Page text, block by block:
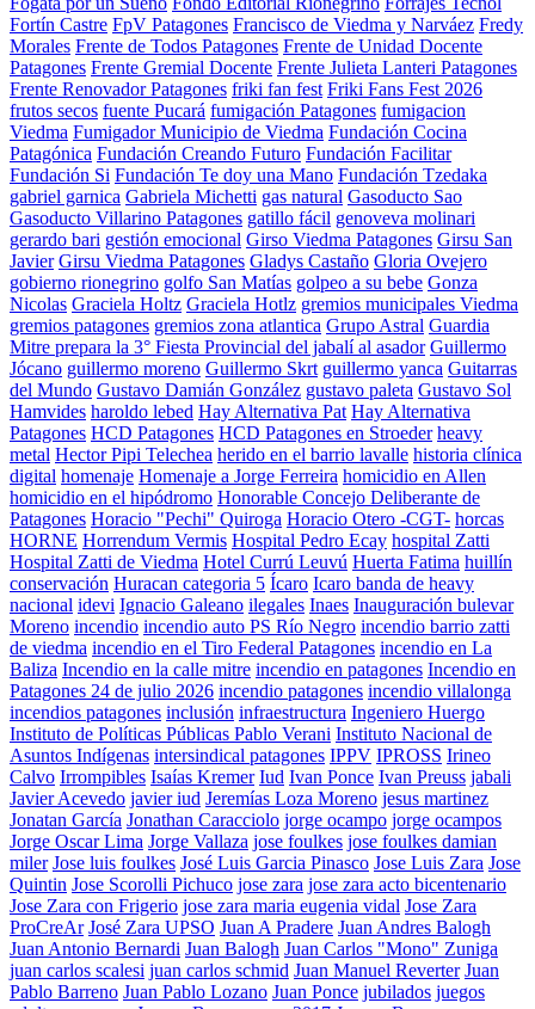
Fortín Castre FpV Patagones Francisco de Viedma y Narváez Fredy
Morales Frente de Todos Patagones Frente de Unidad Docente
Patagones Frente Gremial Docente Frente Julieta Lanteri Patagones
Frente Renovador Patagones friki fan fest Friki Fans Fest 2026
frutos secos fuente Pucará fumigación Patagones fumigacion
Viedma Fumigador Municipio de Viedma Fundación Cocina
Patagónica Fundación Creando Futuro Fundación Facilitar
Fundación Si Fundación Te doy una Mano Fundación Tzedaka
gabriel garnica Gabriela Michetti gas natural Gasoducto Sao
Gasoducto Villarino Patagones gatillo fácil genoveva molinari
gerardo bari gestión emocional Girso Viedma Patagones Girsu San
Javier Girsu Viedma Patagones Gladys Castaño Gloria Ovejero
gobierno rionegrino golfo San Matías golpeo a su bebe Gonza
Nicolas Graciela Holtz Graciela Hotlz gremios municipales Viedma
gremios patagones gremios zona atlantica Grupo Astral Guardia
Mitre prepara la 3° Fiesta Provincial del jabalí al asador Guillermo
Jócano guillermo moreno Guillermo Skrt guillermo yanca Guitarras
del Mundo Gustavo Damián González gustavo paleta Gustavo Sol
Hamvides haroldo lebed Hay Alternativa Pat Hay Alternativa
Patagones HCD Patagones HCD Patagones en Stroeder heavy
metal Hector Pipi Telechea herido en el barrio lavalle historia clínica
digital homenaje Homenaje a Jorge Ferreira homicidio en Allen
homicidio en el hipódromo Honorable Concejo Deliberante de
Patagones Horacio "Pechi" Quiroga Horacio Otero -CGT- horcas
HORNE Horrendum Vermis Hospital Pedro Ecay hospital Zatti
Hospital Zatti de Viedma Hotel Currú Leuvú Huerta Fatima huillín
conservación Huracan categoria 5 Ícaro Icaro banda de heavy
nacional idevi Ignacio Galeano ilegales Inaes Inauguración bulevar
Moreno incendio incendio auto PS Río Negro incendio barrio zatti
de viedma incendio en el Tiro Federal Patagones incendio en La
Baliza Incendio en la calle mitre incendio en patagones Incendio en
Patagones 24 de julio 2026 incendio patagones incendio villalonga
incendios patagones inclusión infraestructura Ingeniero Huergo
Instituto de Políticas Públicas Pablo Verani Instituto Nacional de
Asuntos Indígenas intersindical patagones IPPV IPROSS Irineo
Calvo Irrompibles Isaías Kremer Iud Ivan Ponce Ivan Preuss jabali
Javier Acevedo javier iud Jeremías Loza Moreno jesus martinez
Jonatan García Jonathan Caracciolo jorge ocampo jorge ocampos
Jorge Oscar Lima Jorge Vallaza jose foulkes jose foulkes damian
miler Jose luis foulkes José Luis Garcia Pinasco Jose Luis Zara Jose
Quintin Jose Scorolli Pichuco jose zara jose zara acto bicentenario
Jose Zara con Frigerio jose zara maria eugenia vidal Jose Zara
ProCreAr José Zara UPSO Juan A Pradere Juan Andres Balogh
Juan Antonio Bernardi Juan Balogh Juan Carlos "Mono" Zuniga
juan carlos scalesi juan carlos schmid Juan Manuel Reverter Juan
Pablo Barreno Juan Pablo Lozano Juan Ponce jubilados juegos